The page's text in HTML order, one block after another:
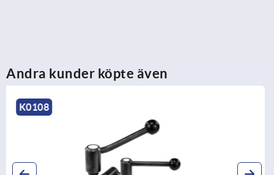
Andra kunder köpte även
K0129